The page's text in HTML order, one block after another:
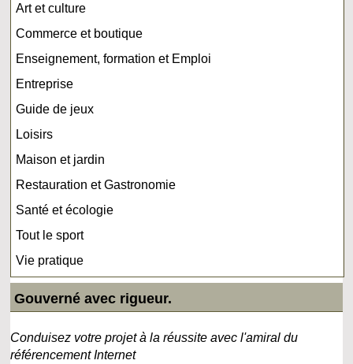
Art et culture
Commerce et boutique
Enseignement, formation et Emploi
Entreprise
Guide de jeux
Loisirs
Maison et jardin
Restauration et Gastronomie
Santé et écologie
Tout le sport
Vie pratique
Gouverné avec rigueur.
Conduisez votre projet à la réussite avec l'amiral du
référencement Internet